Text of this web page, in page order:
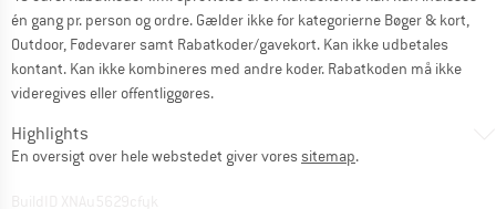
én gang pr. person og ordre. Gælder ikke for kategorierne Bøger & kort,
Outdoor, Fødevarer samt Rabatkoder/gavekort. Kan ikke udbetales
kontant. Kan ikke kombineres med andre koder. Rabatkoden må ikke
videregives eller offentliggøres.
Highlights
En oversigt over hele webstedet giver voressitemap.